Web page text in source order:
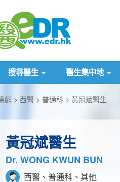
搜尋醫生 醫生集中地
網 西醫 普通科 黃冠斌醫生
黃冠斌醫生
Dr. WONG KWUN BUN
西醫、普通科、其他